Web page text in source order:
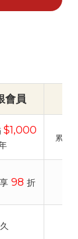
會員
$1,000
累積
98 折